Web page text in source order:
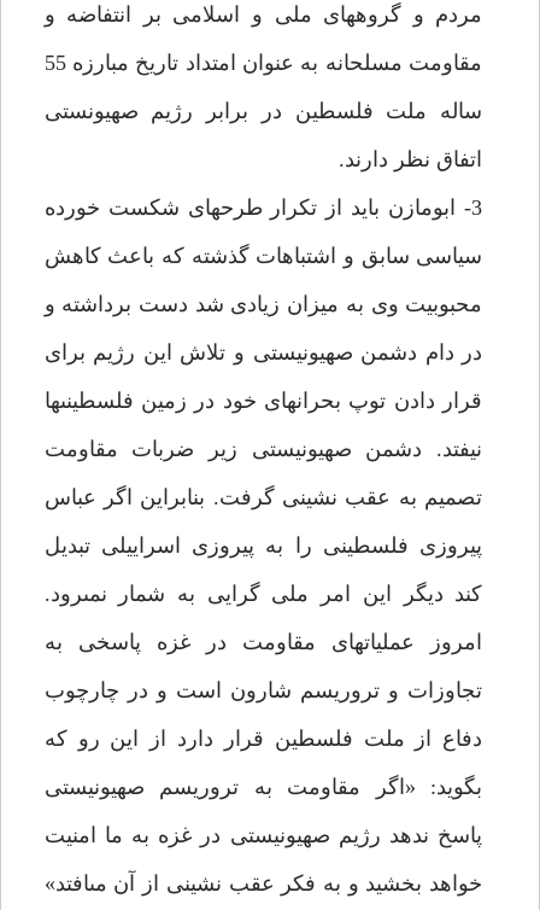
مردم و گروههاى ملى و اسلامى بر انتفاضه و
مقاومت مسلحانه به عنوان امتداد تاريخ مبارزه 55
ساله ملت فلسطين در برابر رژيم صهيونستى
اتفاق نظر دارند.
3- ابومازن بايد از تكرار طرح‏هاى شكست خورده
سياسى سابق و اشتباهات گذشته كه باعث كاهش
محبوبيت وى به ميزان زيادى شد دست برداشته و
در دام دشمن صهيونيستى و تلاش اين رژيم براى
قرار دادن توپ بحران‏هاى خود در زمين فلسطينى‏ها
نيفتد. دشمن صهيونيستى زير ضربات مقاومت
تصميم به عقب نشينى گرفت. بنابراين اگر عباس
پيروزى فلسطينى را به پيروزى اسراييلى تبديل
كند ديگر اين امر ملى گرايى به شمار نمى‏رود.
امروز عمليات‏هاى مقاومت در غزه پاسخى به
تجاوزات و تروريسم شارون است و در چارچوب
دفاع از ملت فلسطين قرار دارد از اين رو كه
بگويد: «اگر مقاومت به تروريسم صهيونيستى
پاسخ ندهد رژيم صهيونيستى در غزه به ما امنيت
خواهد بخشيد و به فكر عقب نشينى از آن مى‏افتد»